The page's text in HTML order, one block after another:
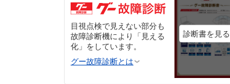
目視点検で見えない部分も
故障診断機により「見える
化」をしています。
グー故障診断とは
診断書を見る